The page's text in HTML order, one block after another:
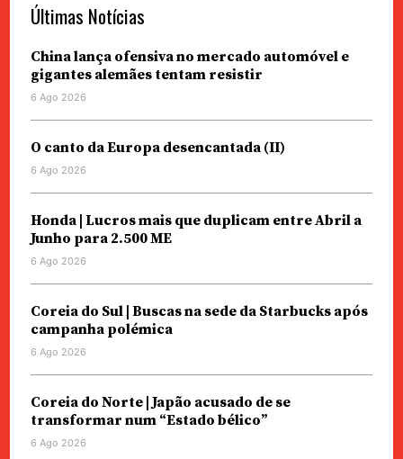
Últimas Notícias
China lança ofensiva no mercado automóvel e
gigantes alemães tentam resistir
6 Ago 2026
O canto da Europa desencantada (II)
6 Ago 2026
Honda | Lucros mais que duplicam entre Abril a
Junho para 2.500 ME
6 Ago 2026
Coreia do Sul | Buscas na sede da Starbucks após
campanha polémica
6 Ago 2026
Coreia do Norte | Japão acusado de se
transformar num “Estado bélico”
6 Ago 2026